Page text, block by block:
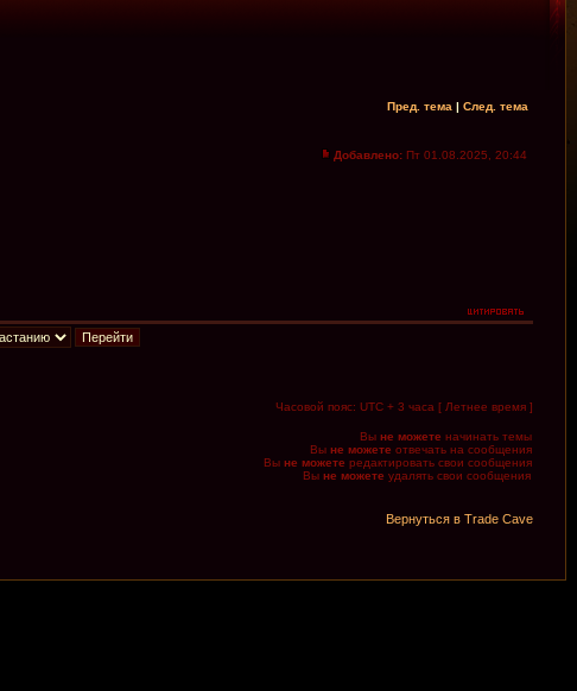
Пред. тема | След. тема
Добавлено: Пт 01.08.2025, 20:44
Часовой пояс: UTC + 3 часа [ Летнее время ]
Вы не можете начинать темы
Вы не можете отвечать на сообщения
Вы не можете редактировать свои сообщения
Вы не можете удалять свои сообщения
Вернуться в Trade Cave